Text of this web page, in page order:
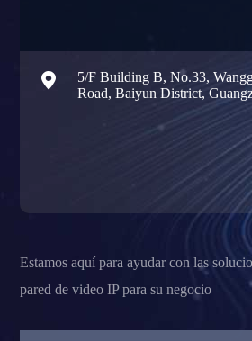
Estamos aquí para ayudar con las
pared de video IP para su negocio

5/F Building B, No.33,
Road, Baiyun District,